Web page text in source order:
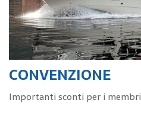
CONVENZIONE
Importanti sconti per i membri